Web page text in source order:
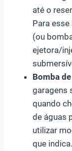
até o
Para
(ou
ejetora/
Bomba
garagens
quando
de águas
utilizar
que